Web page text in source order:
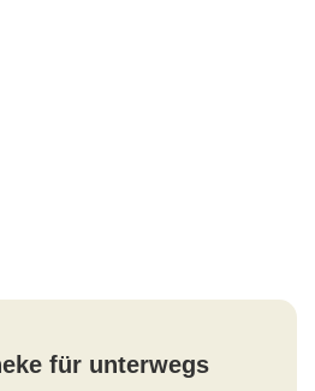
für unterwegs